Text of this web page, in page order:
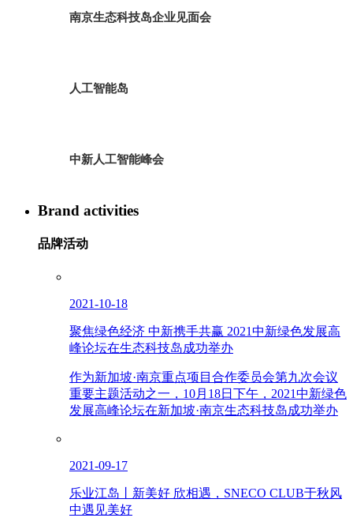
南京生态科技岛企业见面会
人工智能岛
中新人工智能峰会
Brand activities
品牌活动
2021-10-18
聚焦绿色经济 中新携手共赢 2021中新绿色发展高
峰论坛在生态科技岛成功举办
作为新加坡·南京重点项目合作委员会第九次会议
重要主题活动之一，10月18日下午，2021中新绿色
发展高峰论坛在新加坡·南京生态科技岛成功举办
2021-09-17
乐业江岛丨新美好 欣相遇，SNECO CLUB于秋风
中遇见美好